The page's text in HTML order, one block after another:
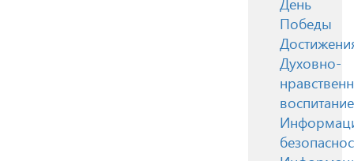
Победы
Духовно-
воспитание